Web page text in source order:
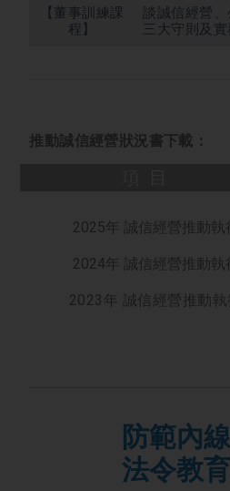
【董事訓練課
程】
談誠信經營
三大守則及實
推動誠信經營狀況書下載：
2025年 誠信經營推動執
2024年 誠信經營推動執
2023年 誠信經營推動執
防範內
法令教